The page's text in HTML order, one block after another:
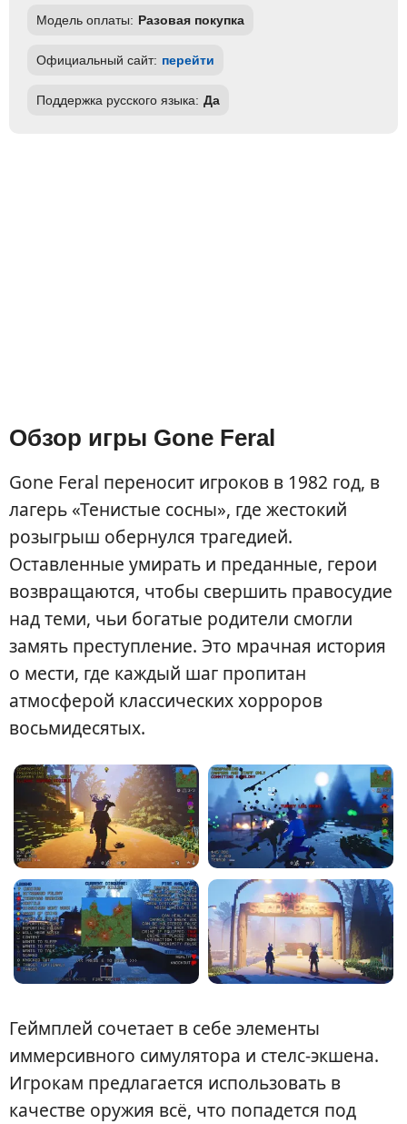
Модель оплаты: Разовая покупка
Официальный сайт: перейти
Поддержка русского языка: Да
Обзор игры Gone Feral
Gone Feral переносит игроков в 1982 год, в
лагерь «Тенистые сосны», где жестокий
розыгрыш обернулся трагедией.
Оставленные умирать и преданные, герои
возвращаются, чтобы свершить правосудие
над теми, чьи богатые родители смогли
замять преступление. Это мрачная история
о мести, где каждый шаг пропитан
атмосферой классических хорроров
восьмидесятых.
Геймплей сочетает в себе элементы
иммерсивного симулятора и стелс-экшена.
Игрокам предлагается использовать в
качестве оружия всё, что попадется под